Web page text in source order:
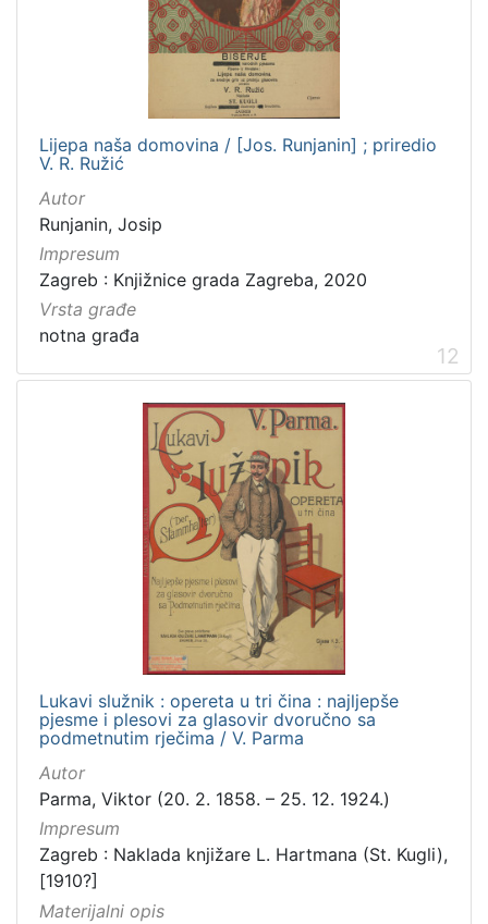
Lijepa naša domovina / [Jos. Runjanin] ; priredio
V. R. Ružić
Autor
Runjanin, Josip
Impresum
Zagreb : Knjižnice grada Zagreba, 2020
Vrsta građe
notna građa
12
Lukavi služnik : opereta u tri čina : najljepše
pjesme i plesovi za glasovir dvoručno sa
podmetnutim rječima / V. Parma
Autor
Parma, Viktor (20. 2. 1858. – 25. 12. 1924.)
Impresum
Zagreb : Naklada knjižare L. Hartmana (St. Kugli),
[1910?]
Materijalni opis